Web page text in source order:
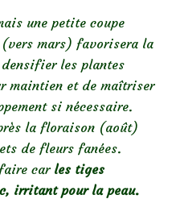
une petite coupe
(vers mars) favorisera la
les plantes
maintien et de maîtriser
si nécessaire.
la floraison (août)
de fleurs fanées.
car les tiges
irritant pour la peau.